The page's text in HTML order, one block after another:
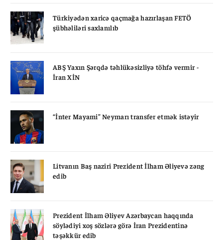
Türkiyədən xaricə qaçmağa hazırlaşan FETÖ
şübhəliləri saxlanılıb
ABŞ Yaxın Şərqdə təhlükəsizliyə töhfə vermir -
İran XİN
“İnter Mayami” Neymarı transfer etmək istəyir
Litvanın Baş naziri Prezident İlham Əliyevə zəng
edib
Prezident İlham Əliyev Azərbaycan haqqında
söylədiyi xoş sözlərə görə İran Prezidentinə
təşəkkür edib